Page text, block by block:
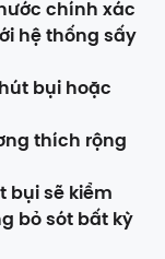
chính xác
hệ thống sấy
bụi hoặc
thích rộng
bụi sẽ kiểm
bỏ sót bất kỳ